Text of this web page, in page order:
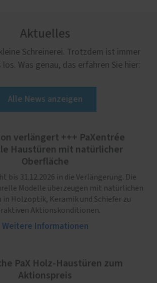
Aktuelles
Schreinerei. Trotzdem ist immer
Was genau, das erfahren Sie hier:
Alle News anzeigen
verlängert +++ PaXentrée
Haustüren mit natürlicher
Oberfläche
bis 31.12.2026 in die Verlängerung. Die
Modelle überzeugen mit natürlichen
in Holzoptik, Keramik und Schiefer zu
Aktionskonditionen.
Weitere Informationen
PaX Holz-Haustüren zum
Aktionspreis